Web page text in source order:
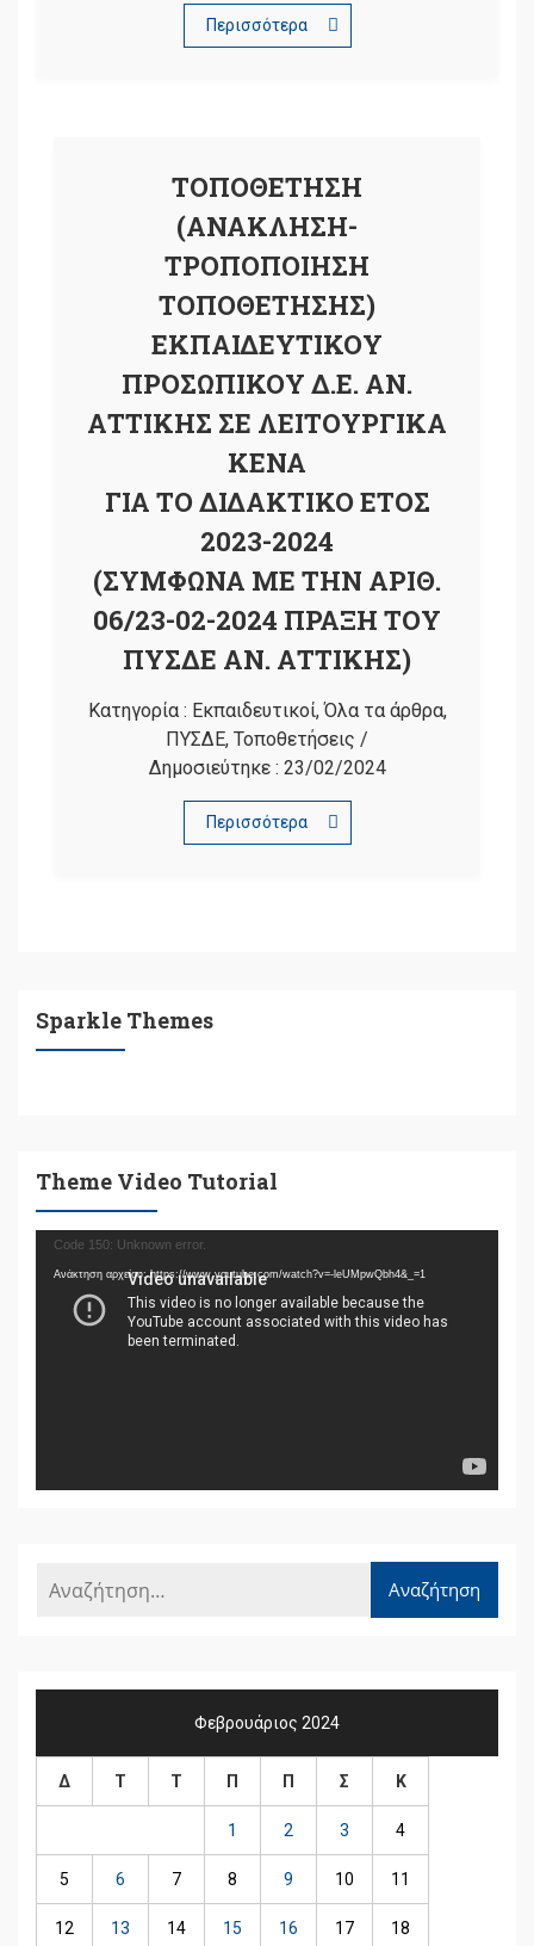
Περισσότερα
ΤΟΠΟΘΕΤΗΣΗ
(ΑΝΑΚΛΗΣΗ-
ΤΡΟΠΟΠΟΙΗΣΗ
ΤΟΠΟΘΕΤΗΣΗΣ)
ΕΚΠΑΙΔΕΥΤΙΚΟΥ
ΠΡΟΣΩΠΙΚΟΥ Δ.Ε. ΑΝ.
ΑΤΤΙΚΗΣ ΣΕ ΛΕΙΤΟΥΡΓΙΚΑ
ΚΕΝΑ
ΓΙΑ ΤΟ ΔΙΔΑΚΤΙΚΟ ΕΤΟΣ
2023-2024
(ΣΥΜΦΩΝΑ ΜΕ ΤΗΝ ΑΡΙΘ.
06/23-02-2024 ΠΡΑΞΗ ΤΟΥ
ΠΥΣΔΕ ΑΝ. ΑΤΤΙΚΗΣ)
Κατηγορία : Εκπαιδευτικοί,Όλα τα άρθρα,
ΠΥΣΔΕ, Τοποθετήσεις /
Δημοσιεύτηκε : 23/02/2024
Περισσότερα
Sparkle Themes
Theme Video Tutorial
Πρόγραμμα
Αναπαραγωγής
Βίντεο
Code 150: Unknown error.
Ανάκτηση αρχείου: https://www.youtube.com/watch?v=-leUMpwQbh4&_=1
Φεβρουάριος 2024
Δ Τ Τ Π Π Σ Κ
1 2 3 4
5 6 7 8 9 10 11
12 13 14 15 16 17 18